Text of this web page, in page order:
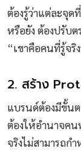
ต้องรู้ว่าแต่ละจุด
หรือยัง ต้องปรับ
“เขาคือคนที่รู้จริ
2. สร้าง
แบรนด์ต้องมีขั้น
ต้องให้อำนาจค
จริงไม่สามารถก